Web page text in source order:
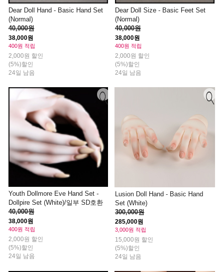
Dear Doll Hand - Basic Hand Set
(Normal)
40,000원
38,000원
400원 적립
2,000원 할인
(5%)할인
24일 남음
Dear Doll Size - Basic Feet Set
(Normal)
40,000원
38,000원
400원 적립
2,000원 할인
(5%)할인
24일 남음
Youth Dollmore Eve Hand Set -
Dollpire Set (White)/일부 SD호환
40,000원
38,000원
400원 적립
2,000원 할인
(5%)할인
24일 남음
Lusion Doll Hand - Basic Hand
Set (White)
300,000원
285,000원
3,000원 적립
15,000원 할인
(5%)할인
24일 남음